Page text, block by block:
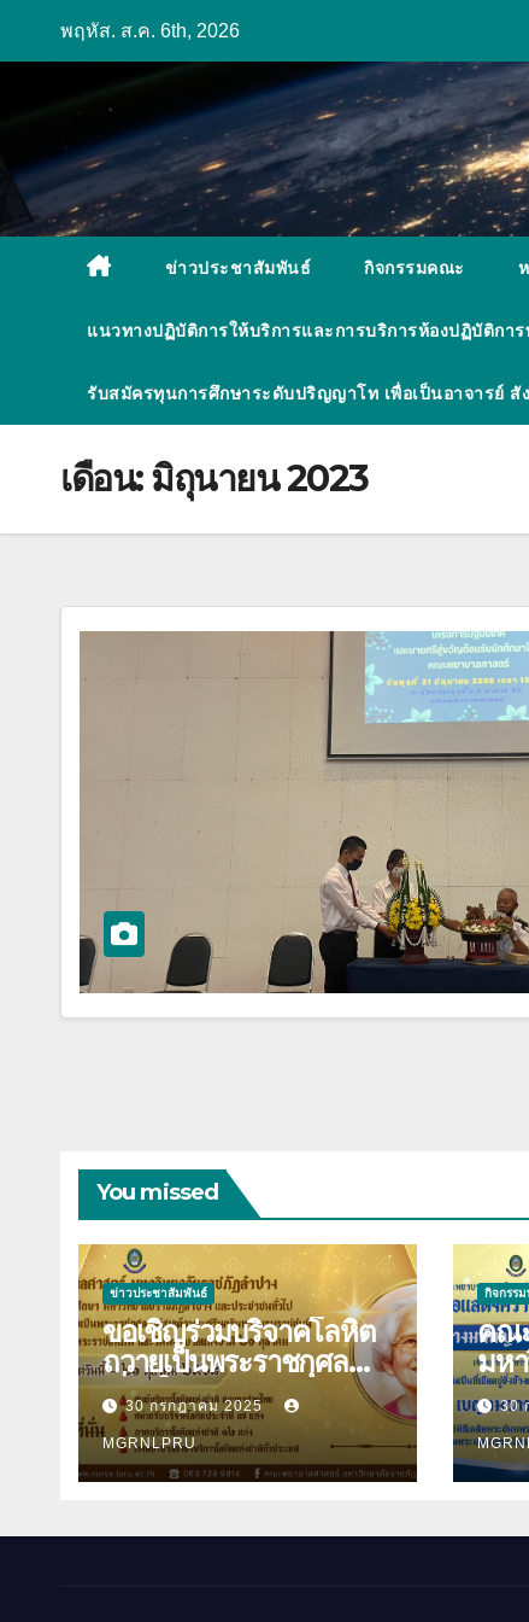
พฤหัส. ส.ค. 6th, 2026
ข่าวประชาสัมพันธ์ กิจกรรมคณะ
แนวทางปฏิบัติการให้บริการและการบริการห้องปฏิบัติการ
รับสมัครทุนการศึกษาระดับปริญญาโท เพื่อเป็นอาจารย์
เดือน:มิถุนายน 2023
You missed
ข่าวประชาสัมพันธ์
ขอเชิญร่วมบริจาคโลหิต
ถวายเป็นพระราชกุศล
เนื่องในวันคล้ายวันพระ
ราชสมภพสมเด็จพระศรี
นครินทราบรมราชชนนี
และวันพยาบาลแห่งชาติ
30 กรกฎาคม 2025
MGRNLPRU
กิจกรร
คณ
มห
ลำปาง ขอ
ยิน
ปิน
พร
30